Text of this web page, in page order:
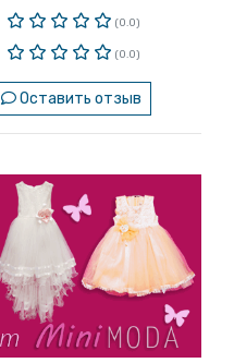
(0.0)
(0.0)
Оставить отзыв